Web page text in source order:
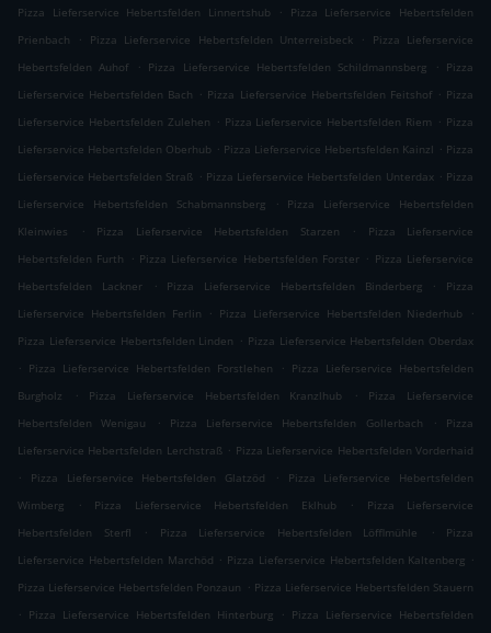
Pizza Lieferservice Hebertsfelden Linnertshub
.
Pizza Lieferservice Hebertsfelden
Prienbach
. Pizza Lieferservice Hebertsfelden Unterreisbeck .
Pizza Lieferservice
Hebertsfelden Auhof
. Pizza Lieferservice Hebertsfelden Schildmannsberg . Pizza
Lieferservice Hebertsfelden Bach . Pizza Lieferservice Hebertsfelden Feitshof . Pizza
Lieferservice Hebertsfelden Zulehen . Pizza Lieferservice Hebertsfelden Riem . Pizza
Lieferservice Hebertsfelden Oberhub . Pizza Lieferservice Hebertsfelden Kainzl . Pizza
Lieferservice Hebertsfelden Straß . Pizza Lieferservice Hebertsfelden Unterdax . Pizza
Lieferservice Hebertsfelden Schabmannsberg
.
Pizza Lieferservice Hebertsfelden
Kleinwies
. Pizza Lieferservice Hebertsfelden Starzen .
Pizza Lieferservice
Hebertsfelden Furth
. Pizza Lieferservice Hebertsfelden Forster . Pizza Lieferservice
Hebertsfelden Lackner
. Pizza Lieferservice Hebertsfelden Binderberg .
Pizza
Lieferservice Hebertsfelden Ferlin
. Pizza Lieferservice Hebertsfelden Niederhub
.
Pizza Lieferservice Hebertsfelden Linden . Pizza Lieferservice Hebertsfelden Oberdax
. Pizza Lieferservice Hebertsfelden Forstlehen . Pizza Lieferservice Hebertsfelden
Burgholz
. Pizza Lieferservice Hebertsfelden Kranzlhub .
Pizza Lieferservice
Hebertsfelden Wenigau
. Pizza Lieferservice Hebertsfelden Gollerbach .
Pizza
Lieferservice Hebertsfelden Lerchstraß . Pizza Lieferservice Hebertsfelden Vorderhaid
.
Pizza Lieferservice Hebertsfelden Glatzöd .
Pizza Lieferservice Hebertsfelden
Wimberg
. Pizza Lieferservice Hebertsfelden Eklhub .
Pizza Lieferservice
Hebertsfelden Sterfl
. Pizza Lieferservice Hebertsfelden Löfflmühle .
Pizza
Lieferservice Hebertsfelden Marchöd . Pizza Lieferservice Hebertsfelden Kaltenberg .
Pizza Lieferservice Hebertsfelden Ponzaun . Pizza Lieferservice Hebertsfelden Stauern
. Pizza Lieferservice Hebertsfelden Hinterburg . Pizza Lieferservice Hebertsfelden